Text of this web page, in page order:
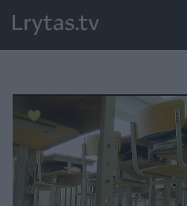
Paremkite Ukrainą